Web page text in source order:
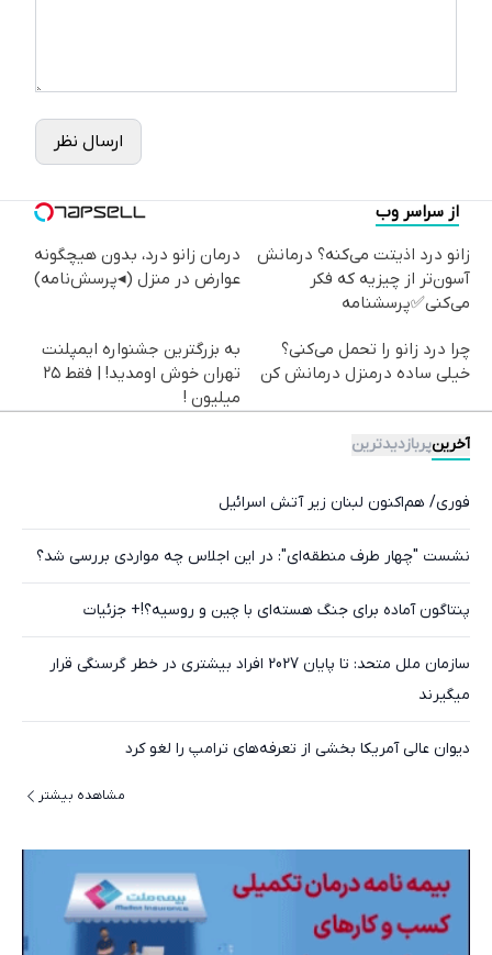
ارسال نظر
از سراسر وب
زانو درد اذیتت می‌کنه؟ درمانش
آسون‌تر از چیزیه که فکر
می‌کنی✅پرسشنامه
درمان زانو درد، بدون هیچگونه
عوارض در منزل (◂پرسش‌نامه)
چرا درد زانو را تحمل می‌کنی؟
خیلی ساده درمنزل درمانش کن
به بزرگترین جشنواره ایمپلنت
تهران خوش اومدید! | فقط ۲۵
میلیون !
آخرینپربازدیدترین
فوری/ هم‌اکنون لبنان زیر آتش اسرائیل
نشست "چهار طرف منطقه‌ای": در این اجلاس چه مواردی بررسی شد؟
پنتاگون آماده برای جنگ هسته‌ای با چین و روسیه؟!+ جزئیات
سازمان ملل متحد: تا پایان 2027 افراد بیشتری در خطر گرسنگی قرار
میگیرند
دیوان عالی آمریکا بخشی از تعرفه‌های ترامپ را لغو کرد
مشاهده بیشتر